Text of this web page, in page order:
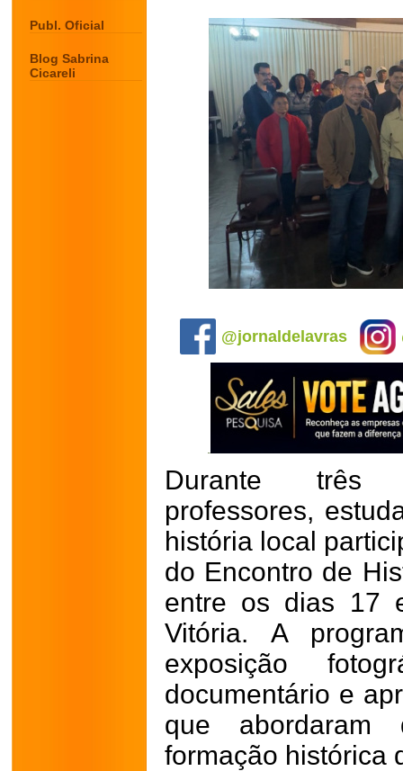
Publ. Oficial
Blog Sabrina
Cicareli
@jornaldelavras
Durante três
professores,
história local
do Encontro de
entre os dias 17
Vitória. A
exposição
documentário e
que abordaram
formação histórica